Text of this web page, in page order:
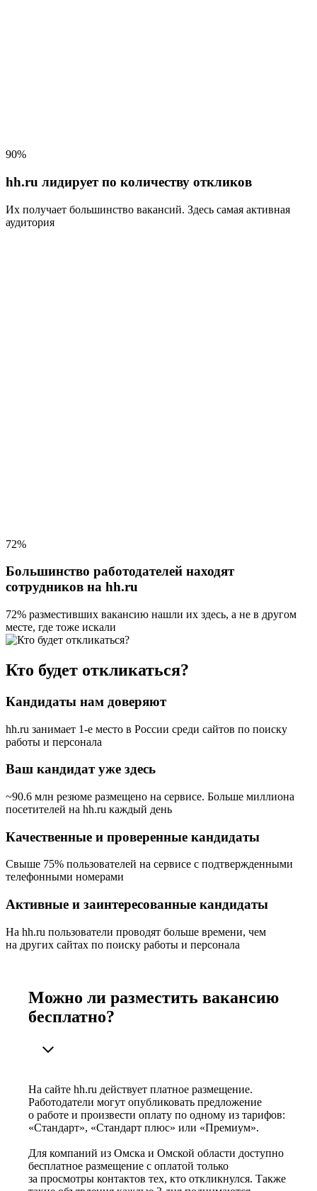
90%
hh.ru лидирует по количеству откликов
Их получает большинство вакансий. Здесь самая активная
аудитория
72%
Большинство работодателей находят
сотрудников на hh.ru
72% разместивших вакансию нашли их здесь, а не в другом
месте, где тоже искали
Кто будет откликаться?
Кандидаты нам доверяют
hh.ru занимает 1-е место в России среди сайтов по поиску
работы и персонала
Ваш кандидат уже здесь
~90.6 млн резюме размещено на сервисе. Больше миллиона
посетителей на hh.ru каждый день
Качественные и проверенные кандидаты
Свыше 75% пользователей на сервисе с подтвержденными
телефонными номерами
Активные и заинтересованные кандидаты
На hh.ru пользователи проводят больше времени, чем
на других сайтах по поиску работы и персонала
Можно ли разместить вакансию
бесплатно?
На сайте hh.ru действует платное размещение.
Работодатели могут опубликовать предложение
о работе и произвести оплату по одному из тарифов:
«Стандарт», «Стандарт плюс» или «Премиум».
Для компаний из Омска и Омской области доступно
бесплатное размещение с оплатой только
за просмотры контактов тех, кто откликнулся. Также